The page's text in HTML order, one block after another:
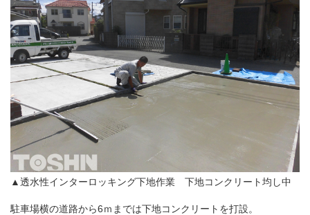
▲透水性インターロッキング下地作業 下地コンクリート均し中
駐車場横の道路から6ｍまでは下地コンクリートを打設。